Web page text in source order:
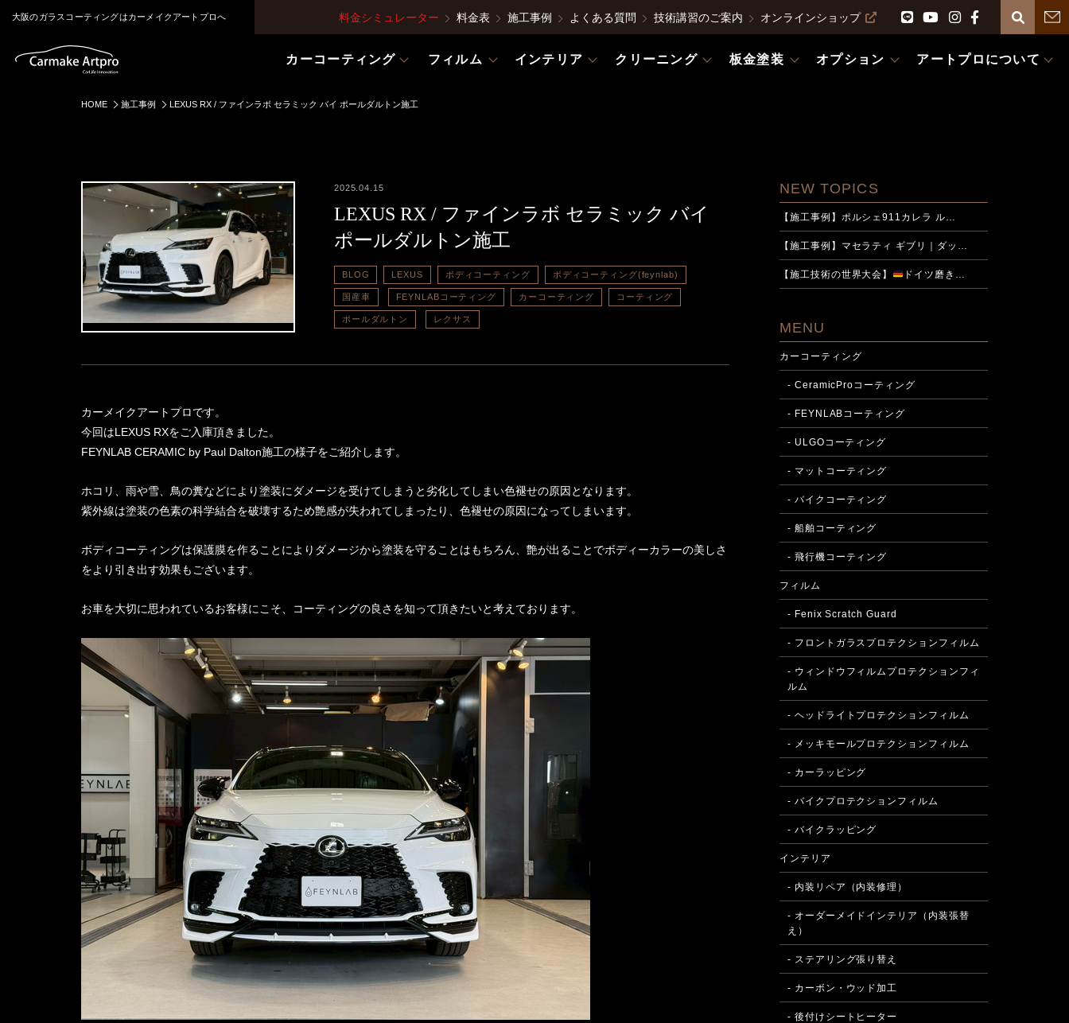
大阪のガラスコーティングはカーメイクアートプロへ 料金シミュレーター 料金表 施工事例 よくある質問 技術講習のご案内 オンラインショップ
カーコーティング フィルム インテリア クリーニング 板金塗装 オプション アートプロについて
HOME 施工事例 LEXUS RX / ファインラボ セラミック バイ ポールダルトン施工
2025.04.15
LEXUS RX / ファインラボ セラミック バイ
ポールダルトン施工
BLOG LEXUS ボディコーティング ボディコーティング(feynlab)
国産車 FEYNLABコーティング カーコーティング コーティング
ポールダルトン レクサス
カーメイクアートプロです。
今回はLEXUS RXをご入庫頂きました。
FEYNLAB CERAMIC by Paul Dalton施工の様子をご紹介します。
ホコリ、雨や雪、鳥の糞などにより塗装にダメージを受けてしまうと劣化してしまい色褪せの原因となります。
紫外線は塗装の色素の科学結合を破壊するため艶感が失われてしまったり、色褪せの原因になってしまいます。
ボディコーティングは保護膜を作ることによりダメージから塗装を守ることはもちろん、艶が出ることでボディーカラーの美しさ
をより引き出す効果もございます。
お車を大切に思われているお客様にこそ、コーティングの良さを知って頂きたいと考えております。
NEW TOPICS
【施工事例】ポルシェ911カレラ ル…
【施工事例】マセラティ ギブリ｜ダッ…
【施工技術の世界大会】 ドイツ磨き…
MENU
カーコーティング
- CeramicProコーティング
- FEYNLABコーティング
- ULGOコーティング
- マットコーティング
- バイクコーティング
- 船舶コーティング
- 飛行機コーティング
フィルム
- Fenix Scratch Guard
- フロントガラスプロテクションフィルム
- ウィンドウフィルムプロテクションフィ
ルム
- ヘッドライトプロテクションフィルム
- メッキモールプロテクションフィルム
- カーラッピング
- バイクプロテクションフィルム
- バイクラッピング
インテリア
- 内装リペア（内装修理）
- オーダーメイドインテリア（内装張替
え）
- ステアリング張り替え
- カーボン・ウッド加工
- 後付けシートヒーター